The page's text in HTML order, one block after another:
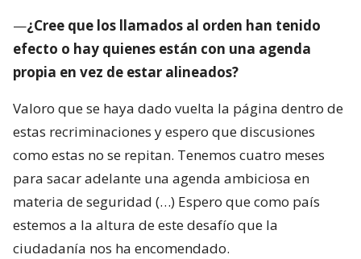
—¿Cree que los llamados al orden han tenido
efecto o hay quienes están con una agenda
propia en vez de estar alineados?
Valoro que se haya dado vuelta la página dentro de
estas recriminaciones y espero que discusiones
como estas no se repitan. Tenemos cuatro meses
para sacar adelante una agenda ambiciosa en
materia de seguridad (…) Espero que como país
estemos a la altura de este desafío que la
ciudadanía nos ha encomendado.